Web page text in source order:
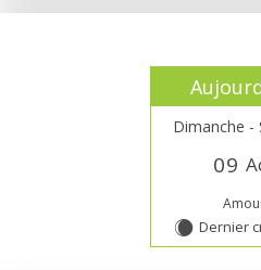
Dimanche -
09
X Dernier